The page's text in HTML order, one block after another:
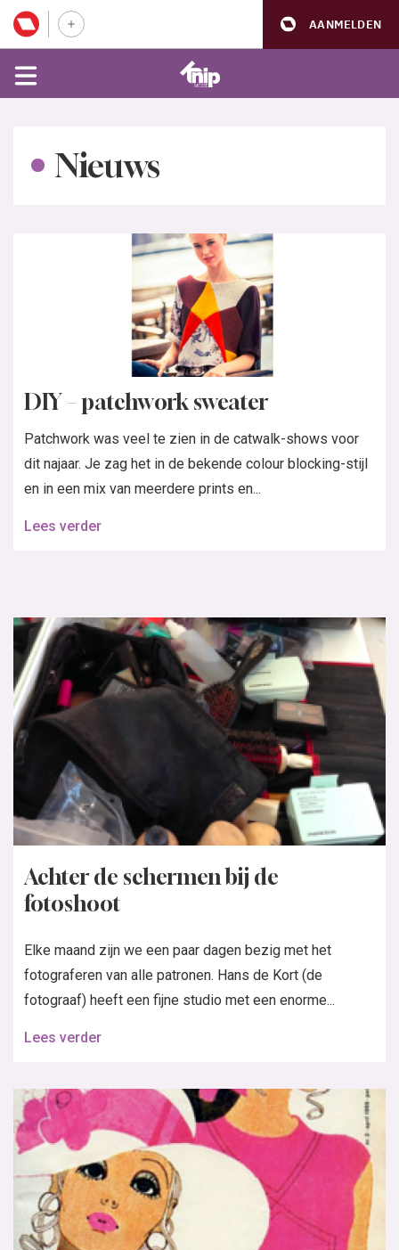
AANMELDEN
Nieuws
DIY – patchwork sweater
Patchwork was veel te zien in de catwalk-shows voor
dit najaar. Je zag het in de bekende colour blocking-stijl
en in een mix van meerdere prints en...
Lees verder
Achter de schermen bij de
fotoshoot
Elke maand zijn we een paar dagen bezig met het
fotograferen van alle patronen. Hans de Kort (de
fotograaf) heeft een fijne studio met een enorme...
Lees verder